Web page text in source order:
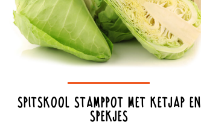
Spitskool stamppot met ketjap en
spekjes